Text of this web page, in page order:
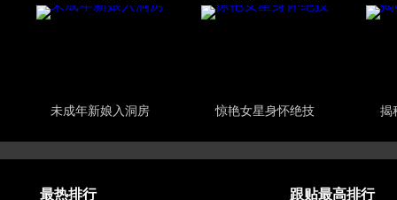
未成年新娘入洞房 惊艳女星身怀绝技 揭
最热排行 跟贴最高排行